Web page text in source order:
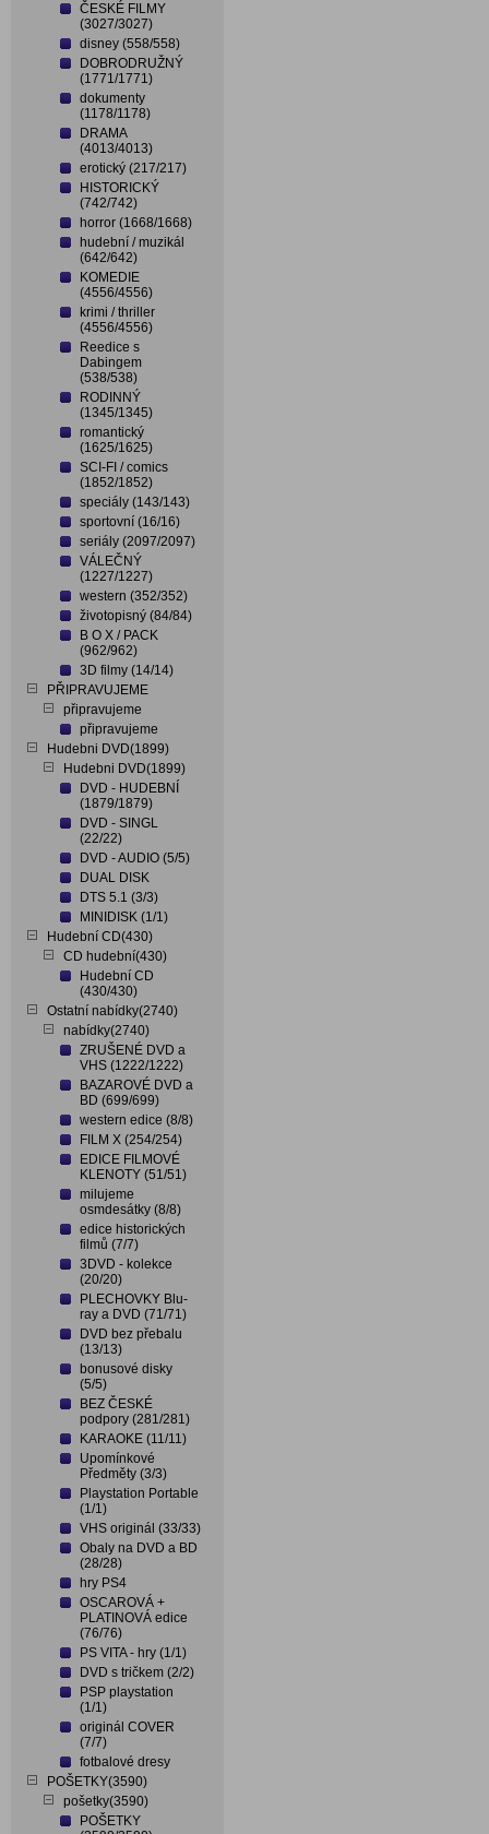
ČESKÉ FILMY
(3027/3027)
disney (558/558)
DOBRODRUŽNÝ
(1771/1771)
dokumenty
(1178/1178)
DRAMA
(4013/4013)
erotický (217/217)
HISTORICKÝ
(742/742)
horror (1668/1668)
hudební / muzikál
(642/642)
KOMEDIE
(4556/4556)
krimi / thriller
(4556/4556)
Reedice s
Dabingem
(538/538)
RODINNÝ
(1345/1345)
romantický
(1625/1625)
SCI-FI / comics
(1852/1852)
speciály (143/143)
sportovní (16/16)
seriály (2097/2097)
VÁLEČNÝ
(1227/1227)
western (352/352)
životopisný (84/84)
B O X / PACK
(962/962)
3D filmy (14/14)
PŘIPRAVUJEME
připravujeme
připravujeme
Hudebni DVD(1899)
Hudebni DVD(1899)
DVD - HUDEBNÍ
(1879/1879)
DVD - SINGL
(22/22)
DVD - AUDIO (5/5)
DUAL DISK
DTS 5.1 (3/3)
MINIDISK (1/1)
Hudební CD(430)
CD hudební(430)
Hudební CD
(430/430)
Ostatní nabídky(2740)
nabídky(2740)
ZRUŠENÉ DVD a
VHS (1222/1222)
BAZAROVÉ DVD a
BD (699/699)
western edice (8/8)
FILM X (254/254)
EDICE FILMOVÉ
KLENOTY (51/51)
milujeme
osmdesátky (8/8)
edice historických
filmů (7/7)
3DVD - kolekce
(20/20)
PLECHOVKY Blu-
ray a DVD (71/71)
DVD bez přebalu
(13/13)
bonusové disky
(5/5)
BEZ ČESKÉ
podpory (281/281)
KARAOKE (11/11)
Upomínkové
Předměty (3/3)
Playstation Portable
(1/1)
VHS originál (33/33)
Obaly na DVD a BD
(28/28)
hry PS4
OSCAROVÁ +
PLATINOVÁ edice
(76/76)
PS VITA - hry (1/1)
DVD s tričkem (2/2)
PSP playstation
(1/1)
originál COVER
(7/7)
fotbalové dresy
POŠETKY(3590)
pošetky(3590)
POŠETKY